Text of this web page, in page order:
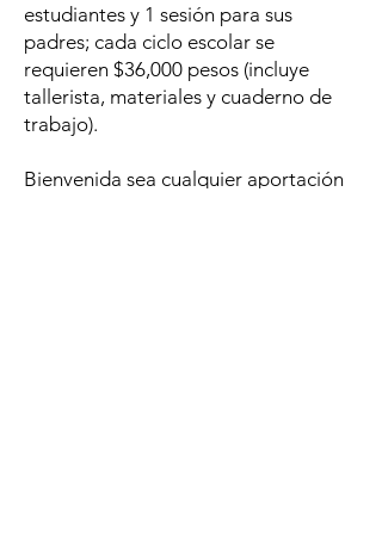
estudiantes y 1 sesión para sus
padres; cada ciclo escolar se
requieren $36,000 pesos (incluye
tallerista, materiales y cuaderno de
trabajo).
Bienvenida sea cualquier aportación